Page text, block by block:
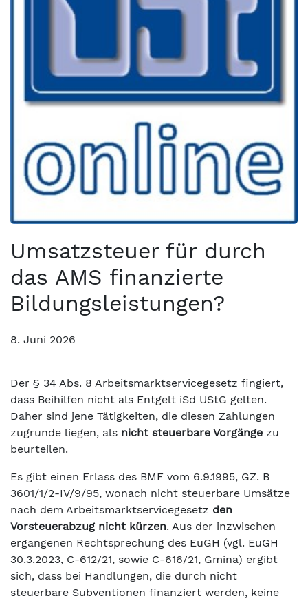
Umsatzsteuer für durch
das AMS finanzierte
Bildungsleistungen?
8. Juni 2026
Der § 34 Abs. 8 Arbeitsmarktservicegesetz fingiert,
dass Beihilfen nicht als Entgelt iSd UStG gelten.
Daher sind jene Tätigkeiten, die diesen Zahlungen
zugrunde liegen, als nicht steuerbare Vorgänge zu
beurteilen.
Es gibt einen Erlass des BMF vom 6.9.1995, GZ. B
3601/1/2-IV/9/95, wonach nicht steuerbare Umsätze
nach dem Arbeitsmarktservicegesetz den
Vorsteuerabzug nicht kürzen. Aus der inzwischen
ergangenen Rechtsprechung des EuGH (vgl. EuGH
30.3.2023, C-612/21, sowie C-616/21, Gmina) ergibt
sich, dass bei Handlungen, die durch nicht
steuerbare Subventionen finanziert werden, keine